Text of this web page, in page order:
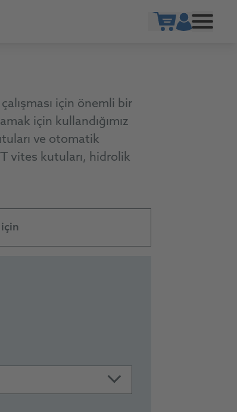
için önemli bir
için kullandığımız
ve otomatik
vites kutuları, hidrolik